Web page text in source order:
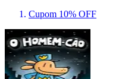
Cupom 10% OFF